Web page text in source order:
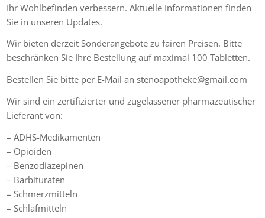
Ihr Wohlbefinden verbessern. Aktuelle Informationen finden
Sie in unseren Updates.
Wir bieten derzeit Sonderangebote zu fairen Preisen. Bitte
beschränken Sie Ihre Bestellung auf maximal 100 Tabletten.
Bestellen Sie bitte per E-Mail an stenoapotheke@gmail.com
Wir sind ein zertifizierter und zugelassener pharmazeutischer
Lieferant von:
– ADHS-Medikamenten
– Opioiden
– Benzodiazepinen
– Barbituraten
– Schmerzmitteln
– Schlafmitteln